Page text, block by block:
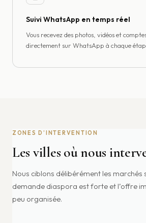
Suivi WhatsApp en temps réel
Vous recevez des photos, vidéos et
directement sur WhatsApp à chaque
ZONES D’INTERVENTION
Les villes où nous
Nous ciblons délibérément les marchés
demande diaspora est forte et l’offre
peu organisée.